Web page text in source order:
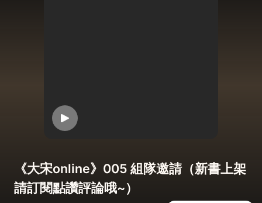
《大宋online》005 組隊邀請（新書上架
請訂閱點讚評論哦~）